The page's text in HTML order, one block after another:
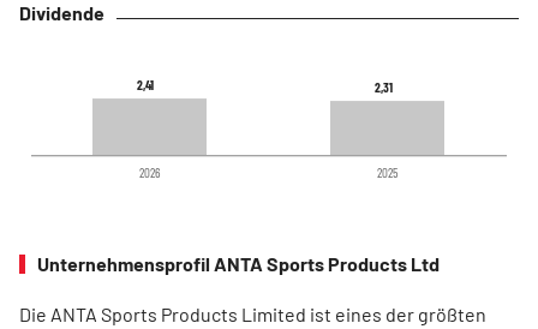
Dividende
2,41
2,41 2,31
2,31
2026 2025
Unternehmensprofil ANTA Sports Products Ltd
Die ANTA Sports Products Limited ist eines der größten